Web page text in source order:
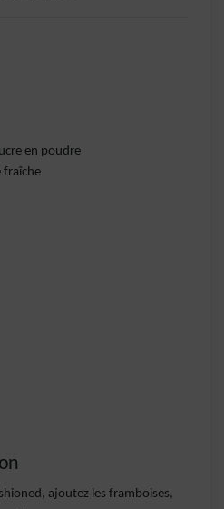
en poudre
fraîche
ajoutez les framboises,